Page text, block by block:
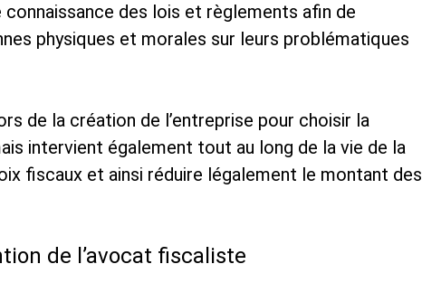
connaissance des lois et règlements afin de
physiques et morales sur leurs problématiques
de la création de l’entreprise pour choisir la
intervient également tout au long de la vie de la
fiscaux et ainsi réduire légalement le montant des
de l’avocat fiscaliste